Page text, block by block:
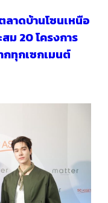
าดบ้านโซนเหนือ
ม 20 โครงการ
ทุกเซกเมนต์